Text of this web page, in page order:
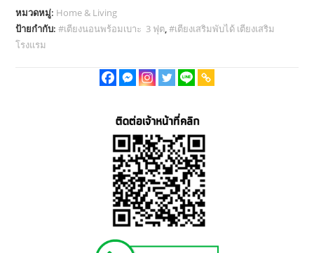
เตียง
เหล็ก
เตียง
หมวดหมู่: Home & Living
ป้ายกำกับ:#เตียงนอนพร้อมเบาะ 3 ฟุต,#เตียงเสริมพับได้ เตียงเสริม
โรงแรม